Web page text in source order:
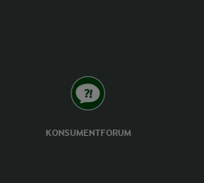
KONSUMENTFORUM